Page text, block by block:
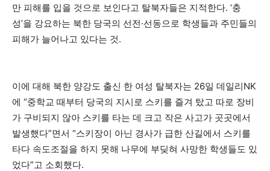
만 피해를 입을 것으로 보인다고 탈북자들은 지적한다. ‘충
성’을 강요하는 북한 당국의 선전·선동으로 학생들과 주민들의
피해가 늘어나고 있다는 것.
이에 대해 북한 양강도 출신 한 여성 탈북자는 26일 데일리NK
에 “중학교 때부터 당국의 지시로 스키를 즐겨 탔고 따로 장비
가 구비되지 않아 스키를 타는 데 크고 작은 사고가 곳곳에서
발생했다”면서 “스키장이 아닌 경사가 급한 산길에서 스키를
타다 속도조절을 하지 못해 나무에 부딪혀 사망한 학생들도 있
었다”고 소회했다.